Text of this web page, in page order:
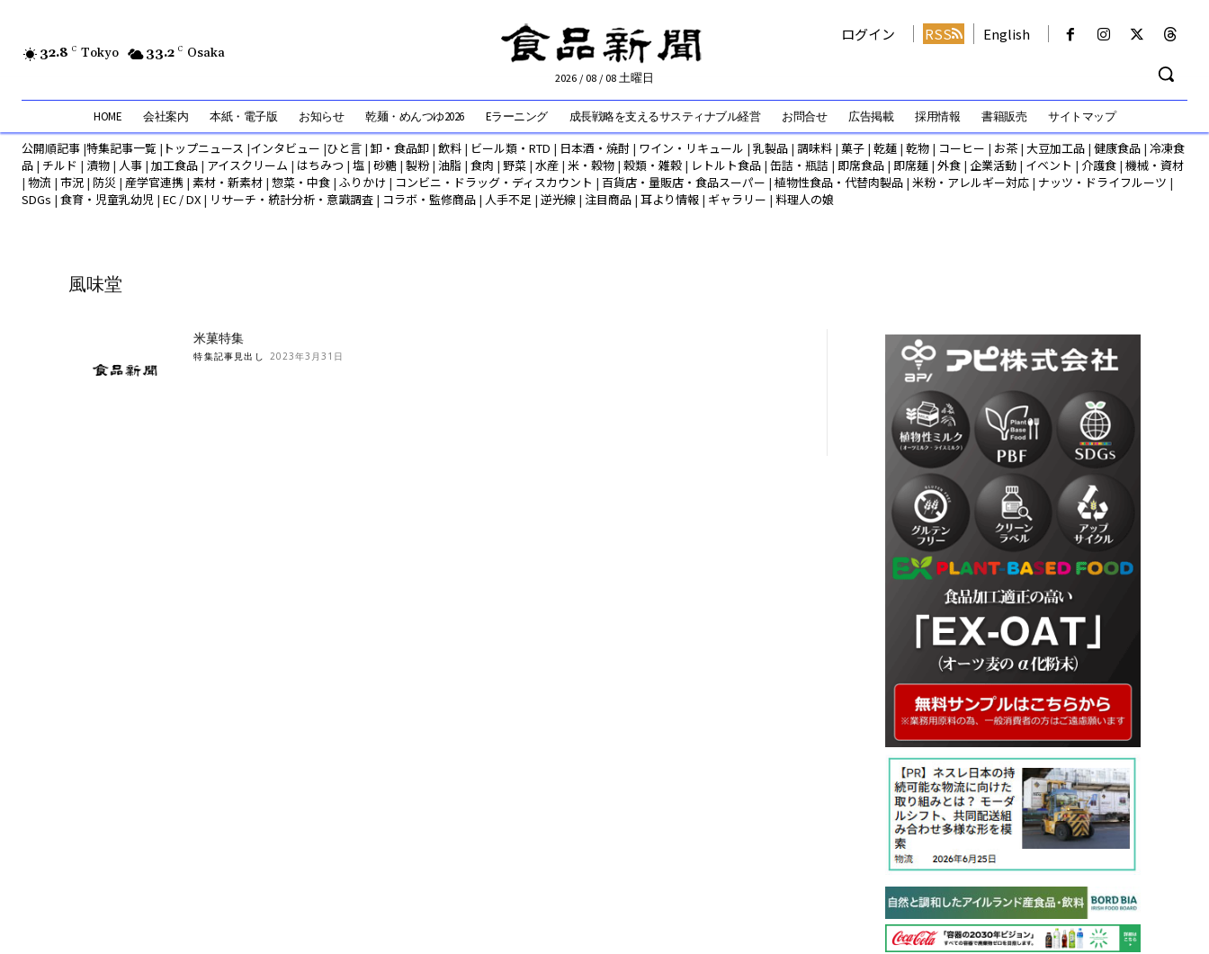
32.8 C Tokyo 33.2 C Osaka
2026 / 08 / 08 土曜日
ログイン RSS English
HOME 会社案内 本紙・電子版 お知らせ 乾麺・めんつゆ2026 Eラーニング 成長戦略を支えるサスティナブル経営 お問合せ 広告掲載 採用情報 書籍販売 サイトマップ
公開順記事 |特集記事一覧 | トップニュース |インタビュー |ひと言 |卸・食品卸 | 飲料 | ビール類・RTD | 日本酒・焼酎 | ワイン・リキュール | 乳製品 | 調味料 | 菓子 | 乾麺 | 乾物 | コーヒー | お茶 | 大豆加工品 | 健康食品 | 冷凍食
品 | チルド | 漬物 | 人事 | 加工食品 | アイスクリーム | はちみつ | 塩 | 砂糖 | 製粉| 油脂 | 食肉 | 野菜 | 水産 | 米・穀物 | 穀類・雑穀 | レトルト食品 | 缶詰・瓶詰 | 即席食品 | 即席麺 | 外食 | 企業活動 | イベント | 介護食 | 機械・資材
| 物流 | 市況 | 防災 | 産学官連携 | 素材・新素材 | 惣菜・中食 | ふりかけ | コンビニ・ドラッグ・ディスカウント | 百貨店・量販店・食品スーパー | 植物性食品・代替肉製品 | 米粉・アレルギー対応 | ナッツ・ドライフルーツ |
SDGs | 食育・児童乳幼児 | EC / DX | リサーチ・統計分析・意識調査 | コラボ・監修商品 | 人手不足 | 逆光線 | 注目商品 | 耳より情報 | ギャラリー | 料理人の娘
風味堂
米菓特集
特集記事見出し 2023年3月31日